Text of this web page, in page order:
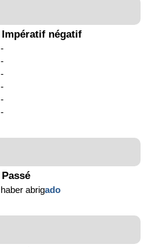
Impératif négatif
-
-
-
-
-
-
Passé
haber abrigado